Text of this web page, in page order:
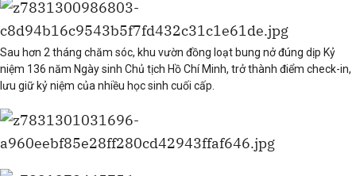
Sau hơn 2 tháng chăm sóc, khu vườn đồng loạt bung nở đúng dịp Kỷ
niệm 136 năm Ngày sinh Chủ tịch Hồ Chí Minh, trở thành điểm check-in,
lưu giữ kỷ niệm của nhiều học sinh cuối cấp.